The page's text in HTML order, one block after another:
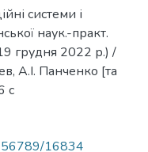
системи і
наук.-практ.
грудня 2022 р.) /
А.І. Панченко [та
с
16834